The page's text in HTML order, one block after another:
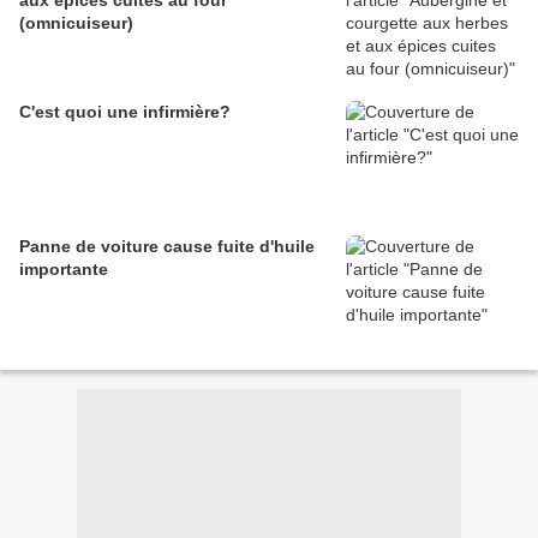
(omnicuiseur)
C'est quoi une infirmière?
Panne de voiture cause fuite d'huile
importante